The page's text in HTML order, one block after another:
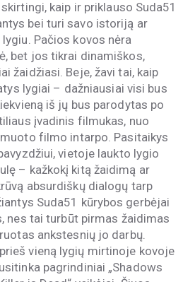
kaip ir priklauso Suda51
bei turi savo istoriją ar
Pačios kovos nėra
bet jos tikrai dinamiškos,
žaidžiasi. Beje, žavi tai, kaip
lygiai – dažniausiai visi bus
iš jų bus parodytas po
įvadinis filmukas, nuo
filmo intarpo. Pasitaikys
vietoje laukto lygio
– kažkokį kitą žaidimą ar
absurdiškų dialogų tarp
Suda51 kūrybos gerbėjai
nes tai turbūt pirmas žaidimas
ankstesnių jo darbų.
vieną lygių mirtinoje kovoje
pagrindiniai „Shadows